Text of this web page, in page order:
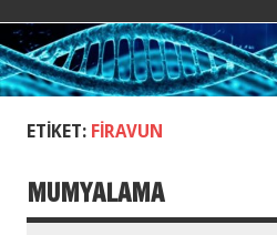
ETIKET: FIRAVUN
MUMYALAMA